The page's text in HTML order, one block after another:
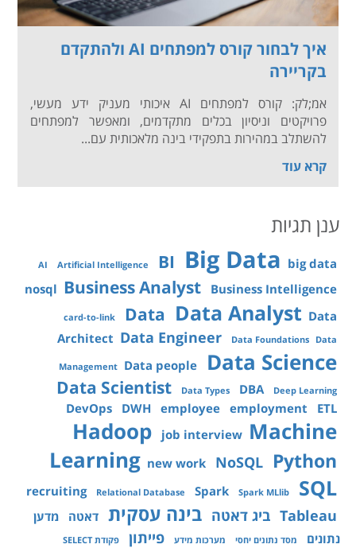
איך לבחור קורס למפתחים AI ולהתקדם
בקריירה
אמ;לק: קורס למפתחים AI איכותי מעניק ידע מעשי,
פרויקטים וניסיון בכלים מתקדמים, ומאפשר למפתחים
להשתלב במהירות בתפקידי בינה מלאכותית עם...
קרא עוד
ענן תגיות
AI Artificial Intelligence BI Big Data big data
nosql Business Analyst Business Intelligence
card-to-link Data Data Analyst Data
Architect Data Engineer Data Foundations Data
Management Data people Data Science
Data Scientist Data Types DBA Deep Learning
DevOps DWH employee employment ETL
Hadoop job interview Machine
Learning new work NoSQL Python
recruiting Relational Database Spark Spark MLlib SQL
Tableau ביג דאטה בינה עסקית דאטה
מדען
נתונים
מסד נתונים יחסי מערכות מידע פייתון פקודת SELECT